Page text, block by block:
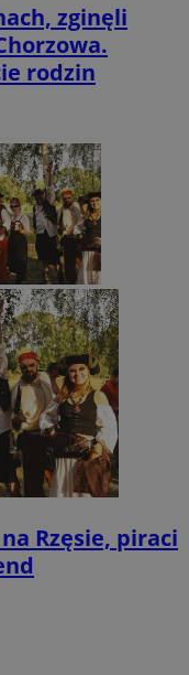
zginęli
rodzin
Rzęsie, piraci